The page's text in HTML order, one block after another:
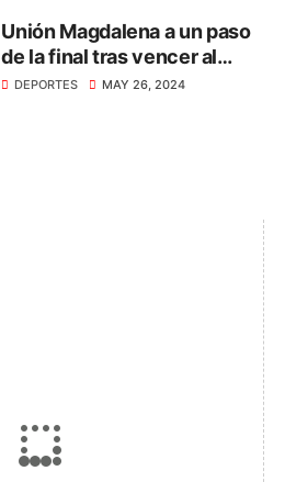
Unión Magdalena a un paso
de la final tras vencer al
Deportes Quindío
DEPORTES MAY 26, 2024